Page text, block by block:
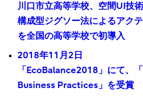
川口市立高等学校、空間UI技
構成型ジグソー法によるアク
を全国の高等学校で初導入
2018年11月2日
「EcoBalance2018」にて、
Business Practices」を受賞